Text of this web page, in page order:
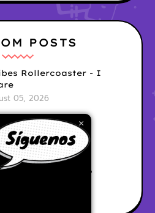
×
POSTS
Rollercoaster - I
05, 2026
- FaceTime
04, 2026
- Mar Adentro
04, 2026